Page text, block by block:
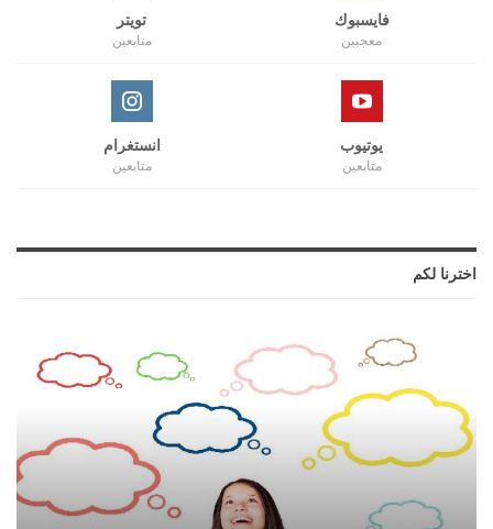
فايسبوك
معجبين
تويتر
متابعين
يوتيوب
متابعين
انستغرام
متابعين
اخترنا لكم